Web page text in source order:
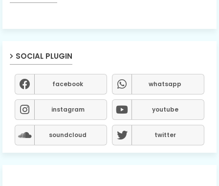
SOCIAL PLUGIN
facebook whatsapp
instagram youtube
soundcloud twitter